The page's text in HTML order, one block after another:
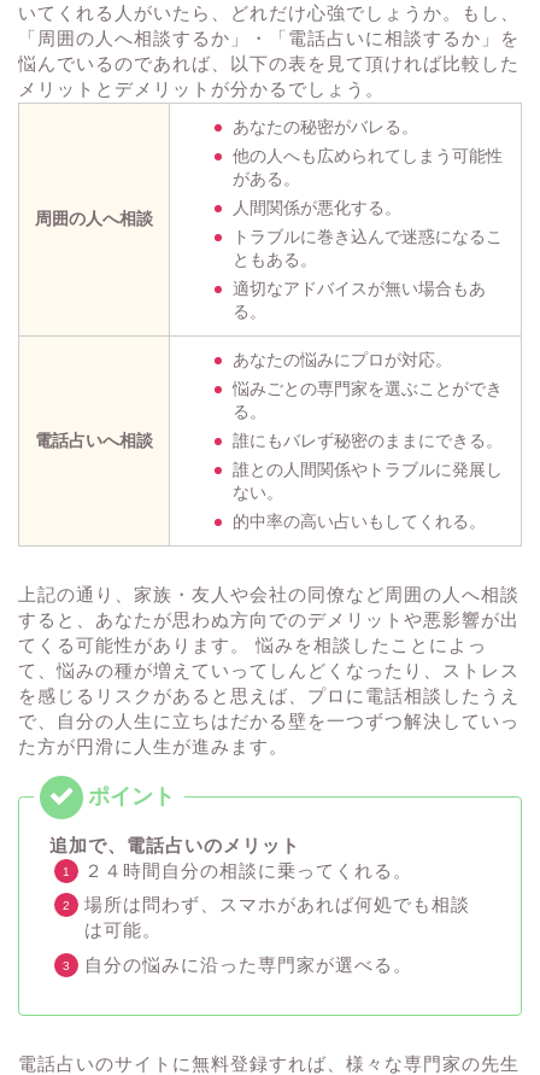
いてくれる人がいたら、どれだけ心強でしょうか。もし、
「周囲の人へ相談するか」・「電話占いに相談するか」を
悩んでいるのであれば、以下の表を見て頂ければ比較した
メリットとデメリットが分かるでしょう。
周囲の人へ相談
あなたの秘密がバレる。
他の人へも広められてしまう可能性
がある。
人間関係が悪化する。
トラブルに巻き込んで迷惑になるこ
ともある。
適切なアドバイスが無い場合もあ
る。
電話占いへ相談
あなたの悩みにプロが対応。
悩みごとの専門家を選ぶことができ
る。
誰にもバレず秘密のままにできる。
誰との人間関係やトラブルに発展し
ない。
的中率の高い占いもしてくれる。
上記の通り、家族・友人や会社の同僚など周囲の人へ相談
すると、あなたが思わぬ方向でのデメリットや悪影響が出
てくる可能性があります。 悩みを相談したことによっ
て、悩みの種が増えていってしんどくなったり、ストレス
を感じるリスクがあると思えば、プロに電話相談したうえ
で、自分の人生に立ちはだかる壁を一つずつ解決していっ
た方が円滑に人生が進みます。
追加で、電話占いのメリット
２４時間自分の相談に乗ってくれる。
場所は問わず、スマホがあれば何処でも相談
は可能。
自分の悩みに沿った専門家が選べる。
電話占いのサイトに無料登録すれば、様々な専門家の先生